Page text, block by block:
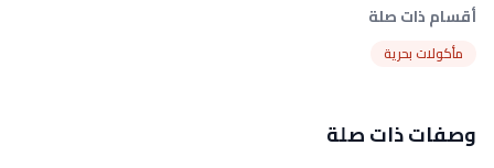
أقسام ذات صلة
مأكولات بحرية
وصفات ذات صلة